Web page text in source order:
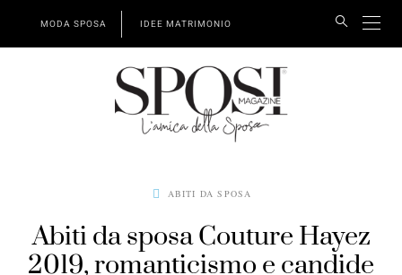
MODA SPOSA IDEE MATRIMONIO
ABITI DA SPOSA
Abiti da sposa Couture Hayez
2019, romanticismo e candide